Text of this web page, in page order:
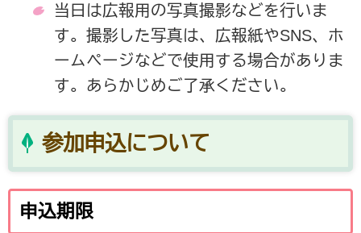
当日は広報用の写真撮影などを行いま
す。撮影した写真は、広報紙やSNS、ホ
ームページなどで使用する場合がありま
す。あらかじめご了承ください。
参加申込について
申込期限